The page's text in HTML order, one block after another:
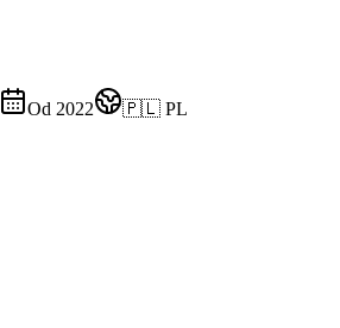
Od 2022
🇵🇱 PL